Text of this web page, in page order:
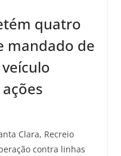
quatro
mandado de
Clara, Recreio
contra linhas